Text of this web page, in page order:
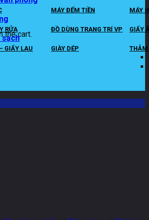
the cart.
MÁY ĐẾM TIỀN MÁY
RỬA ĐỒ DÙNG TRANG TRÍ VP GIẤY
sạch
GIẤY LAU GIÀY DÉP THẢM